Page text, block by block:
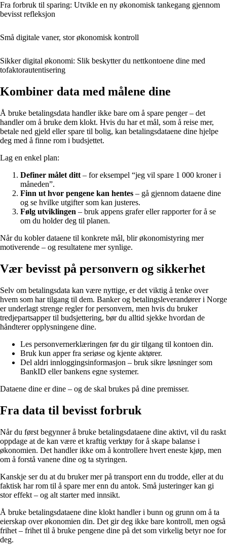
Fra forbruk til sparing: Utvikle en ny økonomisk tankegang gjennom
bevisst refleksjon
Små digitale vaner, stor økonomisk kontroll
Sikker digital økonomi: Slik beskytter du nettkontoene dine med
tofaktorautentisering
Kombiner data med målene dine
Å bruke betalingsdata handler ikke bare om å spare penger – det
handler om å bruke dem klokt. Hvis du har et mål, som å reise mer,
betale ned gjeld eller spare til bolig, kan betalingsdataene dine hjelpe
deg med å finne rom i budsjettet.
Lag en enkel plan:
Definer målet ditt – for eksempel “jeg vil spare 1 000 kroner i
måneden”.
Finn ut hvor pengene kan hentes – gå gjennom dataene dine
og se hvilke utgifter som kan justeres.
Følg utviklingen – bruk appens grafer eller rapporter for å se
om du holder deg til planen.
Når du kobler dataene til konkrete mål, blir økonomistyring mer
motiverende – og resultatene mer synlige.
Vær bevisst på personvern og sikkerhet
Selv om betalingsdata kan være nyttige, er det viktig å tenke over
hvem som har tilgang til dem. Banker og betalingsleverandører i Norge
er underlagt strenge regler for personvern, men hvis du bruker
tredjepartsapper til budsjettering, bør du alltid sjekke hvordan de
håndterer opplysningene dine.
Les personvernerklæringen før du gir tilgang til kontoen din.
Bruk kun apper fra seriøse og kjente aktører.
Del aldri innloggingsinformasjon – bruk sikre løsninger som
BankID eller bankens egne systemer.
Dataene dine er dine – og de skal brukes på dine premisser.
Fra data til bevisst forbruk
Når du først begynner å bruke betalingsdataene dine aktivt, vil du raskt
oppdage at de kan være et kraftig verktøy for å skape balanse i
økonomien. Det handler ikke om å kontrollere hvert eneste kjøp, men
om å forstå vanene dine og ta styringen.
Kanskje ser du at du bruker mer på transport enn du trodde, eller at du
faktisk har rom til å spare mer enn du antok. Små justeringer kan gi
stor effekt – og alt starter med innsikt.
Å bruke betalingsdataene dine klokt handler i bunn og grunn om å ta
eierskap over økonomien din. Det gir deg ikke bare kontroll, men også
frihet – frihet til å bruke pengene dine på det som virkelig betyr noe for
deg.